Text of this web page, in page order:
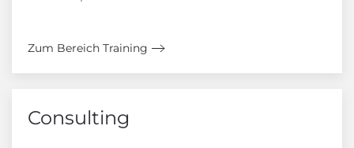
Zum Bereich Training
Consulting